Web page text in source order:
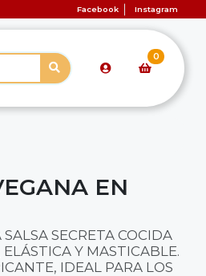
Facebook Instagram
0
EN
SECRETA COCIDA
Y MASTICABLE.
IDEAL PARA LOS